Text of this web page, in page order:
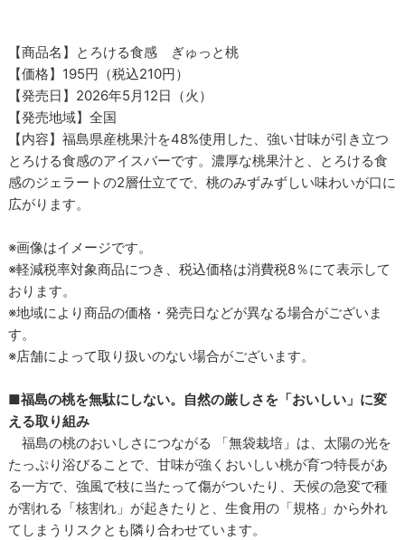
【商品名】とろける食感 ぎゅっと桃
【価格】195円（税込210円）
【発売日】2026年5月12日（火）
【発売地域】全国
【内容】福島県産桃果汁を48%使用した、強い甘味が引き立つ
とろける食感のアイスバーです。濃厚な桃果汁と、とろける食
感のジェラートの2層仕立てで、桃のみずみずしい味わいが口に
広がります。
※画像はイメージです。
※軽減税率対象商品につき、税込価格は消費税8％にて表示して
おります。
※地域により商品の価格・発売日などが異なる場合がございま
す。
※店舗によって取り扱いのない場合がございます。
■福島の桃を無駄にしない。自然の厳しさを「おいしい」に変
える取り組み
福島の桃のおいしさにつながる 「無袋栽培」は、太陽の光を
たっぷり浴びることで、甘味が強くおいしい桃が育つ特長があ
る一方で、強風で枝に当たって傷がついたり、天候の急変で種
が割れる「核割れ」が起きたりと、生食用の「規格」から外れ
てしまうリスクとも隣り合わせています。